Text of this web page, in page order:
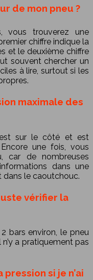
de mon pneu ?
trouverez une
chiffre indique la
et le deuxième chiffre
souvent chercher un
à lire, surtout si les
maximale des
sur le côté et est
une fois, vous
car de nombreuses
dans une
dans le caoutchouc.
vérifier la
bars environ, le pneu
a pratiquement pas
si je n’ai